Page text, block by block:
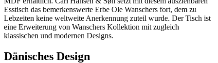
Esstisch das bemerkenswerte Erbe Ole Wanschers fort, dem zu
Lebzeiten keine weltweite Anerkennung zuteil wurde. Der Tisch ist
eine Erweiterung von Wanschers Kollektion mit zugleich
klassischen und modernen Designs.
Dänisches Design